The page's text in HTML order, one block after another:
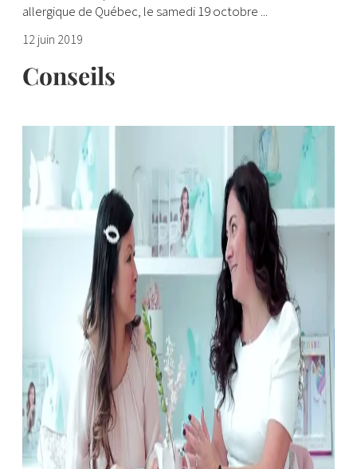
allergique de Québec, le samedi 19 octobre ...
12 juin 2019
Conseils